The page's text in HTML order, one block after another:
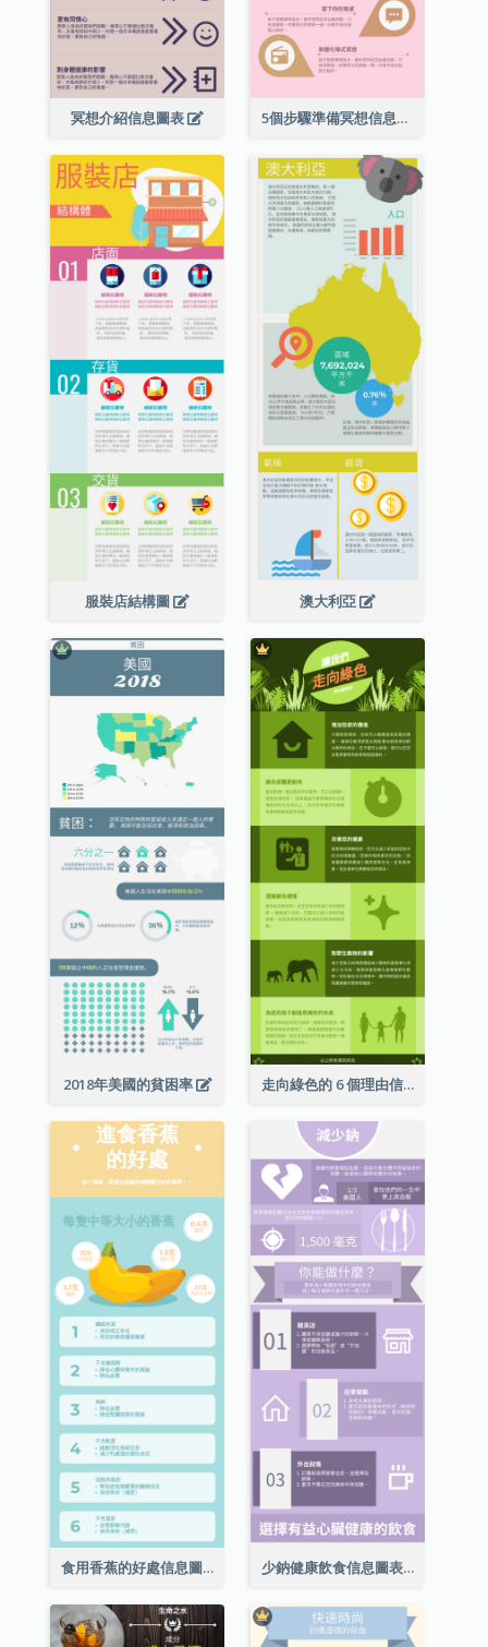
冥想介紹信息圖表 5個步驟準備冥想信息圖表
服裝店結構圖 澳大利亞
2018年美國的貧困率 走向綠色的 6 個理由信息圖表
食用香蕉的好處信息圖表 少鈉健康飲食信息圖表